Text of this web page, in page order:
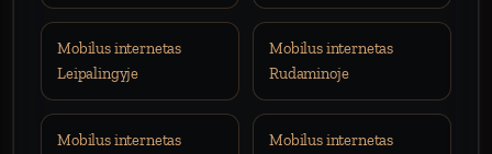
Mobilus internetas
Leipalingyje
Mobilus internetas
Rudaminoje
Mobilus internetas
Mobilus internetas